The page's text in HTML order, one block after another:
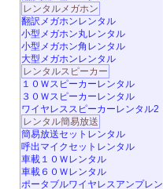
レンタルメガホン
翻訳メガホンレンタル
小型メガホン丸レンタル
小型メガホン角レンタル
大型メガホンレンタル
レンタルスピーカー
１０Ｗスピーカーレンタル
３０Ｗスピーカーレンタル
ワイヤレススピーカーレンタル2
レンタル簡易放送
簡易放送セットレンタル
呼出マイクセットレンタル
車載１０Ｗレンタル
車載６０Ｗレンタル
ポータブルワイヤレスアンプレン